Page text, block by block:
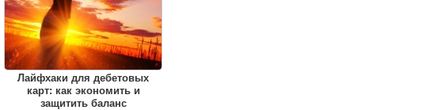
Лайфхаки для дебетовых
карт: как экономить и
защитить баланс